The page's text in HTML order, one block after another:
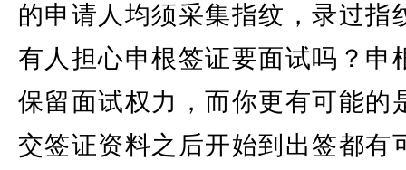
的申请人均须采集指纹，录过指
有人担心申根签证要面试吗？申
保留面试权力，而你更有可能的
交签证资料之后开始到出签都有